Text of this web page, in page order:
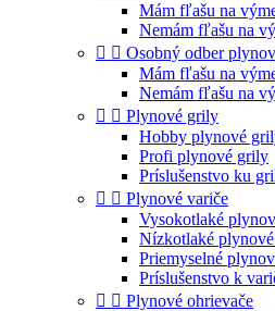
Mám fľašu na
Nemám fľašu na
  Osobný odber
Mám fľašu na
Nemám fľašu na
  Plynové grily
Hobby plynové
Profi plynové grily
Príslušenstvo ku
  Plynové variče
Vysokotlaké
Nízkotlaké
Priemyselné
Príslušenstvo k
  Plynové ohrievače